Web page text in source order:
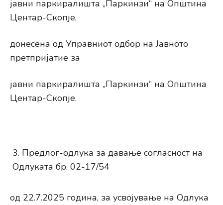
јавни паркиралишта „Паркинзи“ на Општина
Центар-Скопје,
донесена од Управниот одбор на Јавното
претпријатие за
јавни паркиралишта „Паркинзи“ на Општина
Центар-Скопје.
Предлог-одлука за давање согласност на
Одлуката бр. 02-17/54
од 22.7.2025 година, за усвојување на Одлука